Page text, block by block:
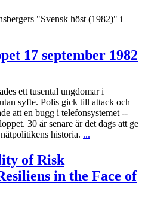
"Svensk höst (1982)" i
17 september 1982
ett tusental ungdomar i
syfte. Polis gick till attack och
att en bugg i telefonsystemet --
30 år senare är det dags att ge
historia. ...
of Risk
in the Face of